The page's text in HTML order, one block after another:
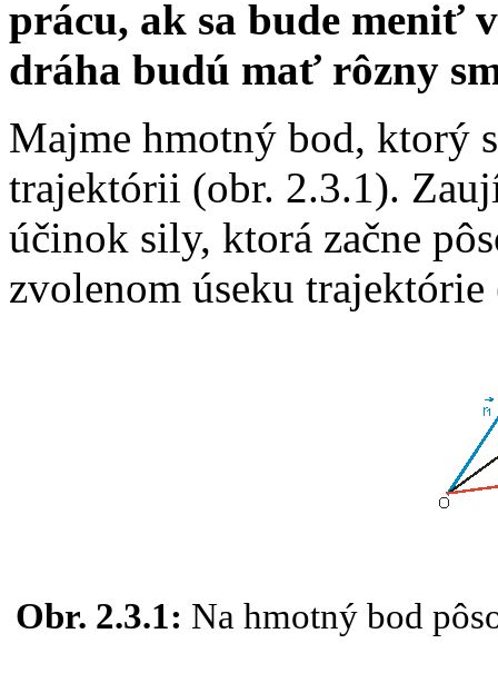
prácu, ak sa bude meniť
dráha budú mať rôzny
Majme hmotný bod, ktorý
trajektórii (obr. 2.3.1).
účinok sily, ktorá začne
zvolenom úseku
Obr. 2.3.1: Na hmotný bod